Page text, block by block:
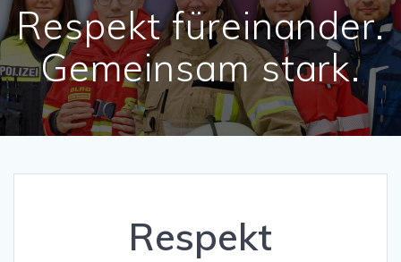
Respekt füreinander.
Gemeinsam stark.
Respekt